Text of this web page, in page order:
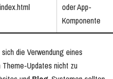
oder App-
Komponente
die Verwendung eines
Updates nicht zu